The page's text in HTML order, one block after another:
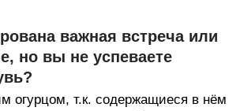
важная встреча или
но вы не успеваете
огурцом, т.к. содержащиеся в нём